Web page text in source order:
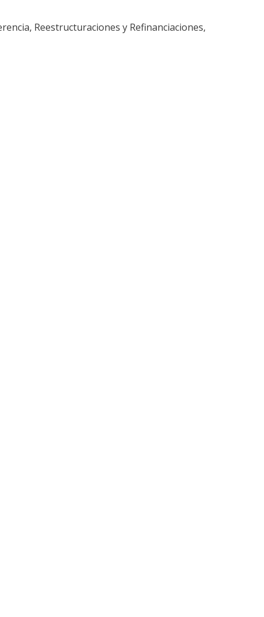
Reestructuraciones y Refinanciaciones,